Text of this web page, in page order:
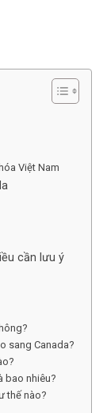
Việt Nam
cần lưu ý
sang Canada?
bao nhiêu?
thế nào?